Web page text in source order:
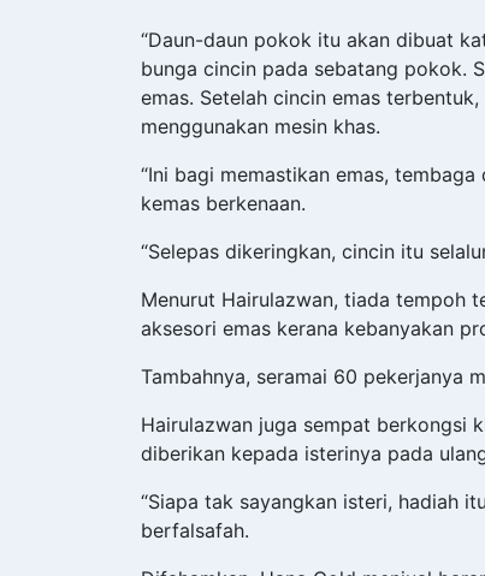
“Daun-daun pokok itu akan dibuat
bunga cincin pada sebatang pokok.
emas. Setelah cincin emas
menggunakan mesin khas.
“Ini bagi memastikan emas,
kemas berkenaan.
“Selepas dikeringkan, cincin itu
Menurut Hairulazwan, tiada tempoh
aksesori emas kerana kebanyakan
Tambahnya, seramai 60 pekerjanya
Hairulazwan juga sempat berkongsi
diberikan kepada isterinya pada
“Siapa tak sayangkan isteri, hadiah
berfalsafah.